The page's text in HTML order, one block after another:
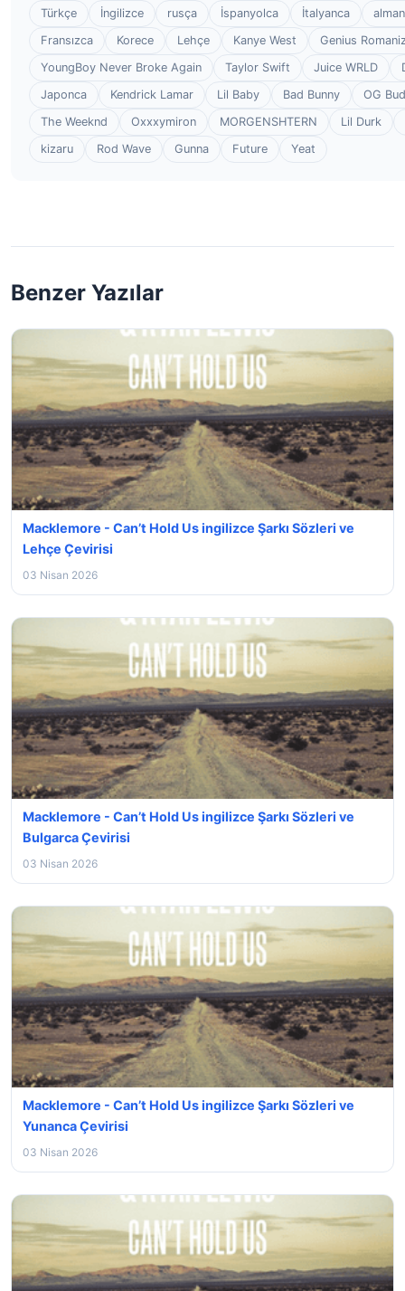
Türkçe İngilizce rusça İspanyolca İtalyanca
Fransızca
Korece Lehçe Kanye West
Genius
YoungBoy Never Broke Again
Taylor Swift Juice WRLD
Japonca
Kendrick Lamar Lil Baby Bad Bunny
OG
The Weeknd
Oxxxymiron MORGENSHTERN
Lil Durk
kizaru
Rod Wave Gunna Future Yeat
Benzer Yazılar
Macklemore - Can’t Hold Us ingilizce Şarkı Sözleri ve
Lehçe Çevirisi
03 Nisan 2026
Macklemore - Can’t Hold Us ingilizce Şarkı Sözleri ve
Bulgarca Çevirisi
03 Nisan 2026
Macklemore - Can’t Hold Us ingilizce Şarkı Sözleri ve
Yunanca Çevirisi
03 Nisan 2026